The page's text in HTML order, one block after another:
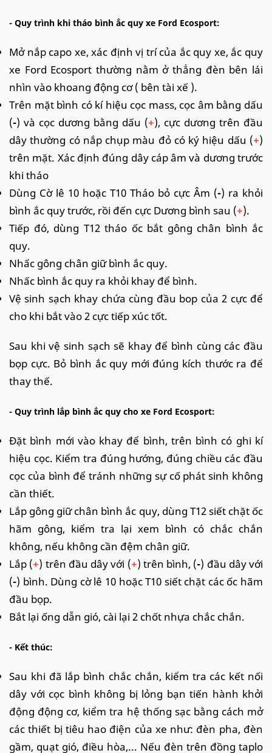
- Quy trình khi tháo bình ắc quy xe Ford Ecosport:
Mở nắp capo xe, xác định vị trí của ắc quy xe, ắc quy
xe Ford Ecosport thường nằm ở thẳng đèn bên lái
nhìn vào khoang động cơ ( bên tài xế ).
Trên mặt bình có kí hiệu cọc mass, cọc âm bằng dấu
(-) và cọc dương bằng dấu (+), cực dương trên đầu
dây thường có nắp chụp màu đỏ có ký hiệu dấu (+)
trên mặt. Xác định đúng dây cáp âm và dương trước
khi tháo
Dùng Cờ lê 10 hoặc T10 Tháo bỏ cực Âm (-) ra khỏi
bình ắc quy trước, rồi đến cực Dương bình sau (+).
Tiếp đó, dùng T12 tháo ốc bắt gông chân bình ắc
quy.
Nhấc gông chân giữ bình ắc quy.
Nhấc bình ắc quy ra khỏi khay để bình.
Vệ sinh sạch khay chứa cùng đầu bop của 2 cực để
cho khi bắt vào 2 cực tiếp xúc tốt.
Sau khi vệ sinh sạch sẽ khay để bình cùng các đầu
bọp cực. Bỏ bình ắc quy mới đúng kích thước ra để
thay thế.
- Quy trình lắp bình ắc quy cho xe Ford Ecosport:
Đặt bình mới vào khay để bình, trên bình có ghi kí
hiệu cọc. Kiểm tra đúng hướng, đúng chiều các đầu
cọc của bình để tránh những sự cố phát sinh không
cần thiết.
Lắp gông giữ chân bình ắc quy, dùng T12 siết chặt ốc
hãm gông, kiểm tra lại xem bình có chắc chắn
không, nếu không cần đệm chân giữ.
Lắp (+) trên đầu dây với (+) trên bình, (-) đầu dây với
(-) bình. Dùng cờ lê 10 hoặc T10 siết chặt các ốc hãm
đầu bọp.
Bắt lại ống dẫn gió, cài lại 2 chốt nhựa chắc chắn.
- Kết thúc:
Sau khi đã lắp bình chắc chắn, kiểm tra các kết nối
dây với cọc bình không bị lỏng bạn tiến hành khởi
động động cơ, kiểm tra hệ thống sạc bằng cách mở
các thiết bị tiêu hao điện của xe như: đèn pha, đèn
gầm, quạt gió, điều hòa,... Nếu đèn trên đồng taplo